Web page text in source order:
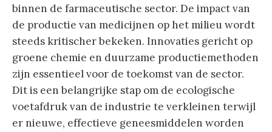
binnen de farmaceutische sector. De impact van
de productie van medicijnen op het milieu wordt
steeds kritischer bekeken. Innovaties gericht op
groene chemie en duurzame productiemethoden
zijn essentieel voor de toekomst van de sector.
Dit is een belangrijke stap om de ecologische
voetafdruk van de industrie te verkleinen terwijl
er nieuwe, effectieve geneesmiddelen worden